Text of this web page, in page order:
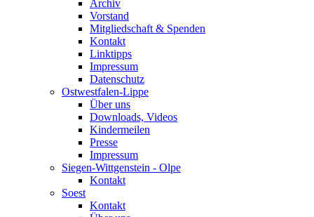
Archiv
Vorstand
Mitgliedschaft & Spenden
Kontakt
Linktipps
Impressum
Datenschutz
Ostwestfalen-Lippe
Über uns
Downloads, Videos
Kindermeilen
Presse
Impressum
Siegen-Wittgenstein - Olpe
Kontakt
Soest
Kontakt